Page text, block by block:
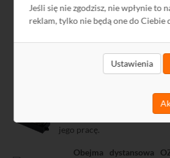
Jeśli się nie zgodzisz, nie wpłynie to
reklam, tylko nie będą one do Ciebie
Ustawienia
atmosferycznych.
sposób
Adapter PoE 4 porty
zasilenie 4 urządzeń
ethernetowy. Adapter
współpracy z zasilaczami
napięcie DC 57 V).
zasilania DC (2,1/5,5) oraz
jego pracę.
Obejma dystansowa